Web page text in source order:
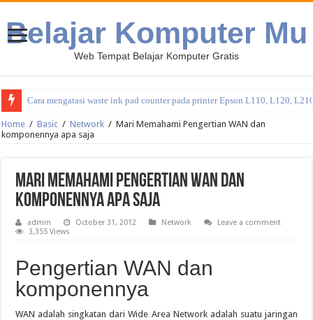
Belajar Komputer Mu
Web Tempat Belajar Komputer Gratis
Cara mengatasi waste ink pad counter pada printer Epson L110, L120,
Home / Basic / Network / Mari Memahami Pengertian WAN dan
komponennya apa saja
Mari Memahami Pengertian WAN dan
komponennya apa saja
admin October 31, 2012 Network
Leave a comment
3,355 Views
Pengertian WAN dan
komponennya
WAN adalah singkatan dari Wide Area Network adalah suatu jaringan